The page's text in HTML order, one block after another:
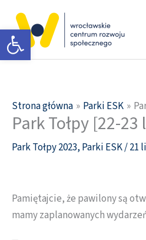
Otwórz pasek narzędzi
treści
Strona główna Parki ESK
Park Tołpy [22-23
Park Tołpy 2023, Parki ESK/21
Pamiętajcie, że pawilony są
mamy zaplanowanych